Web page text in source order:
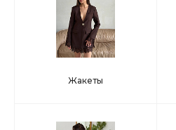
Жакеты